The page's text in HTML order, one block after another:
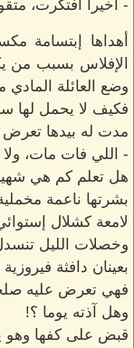
- أخيرا افتكرت،
أهداها إبتسامة
الإفلاس بسبب من
وضع العائلة المادي
فكيف لا يحمل لها
مدت له بيدها
- اللي فات مات، ولا
هل تعلم كم هي
بشرتها ناعمة
لامعة كشلال
وخصلات الليل
بعينان دافثة
فهي تعرض عليه
وهل آذته يوما ؟!
قبض على كفها وهو